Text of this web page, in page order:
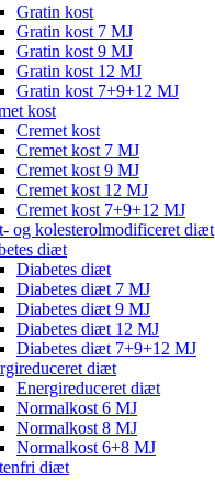
Gratin kost
Gratin kost 7 MJ
Gratin kost 9 MJ
Gratin kost 12 MJ
Gratin kost 7+9+12 MJ
kost
Cremet kost
Cremet kost 7 MJ
Cremet kost 9 MJ
Cremet kost 12 MJ
Cremet kost 7+9+12 MJ
og kolesterolmodificeret diæt
diæt
Diabetes diæt
Diabetes diæt 7 MJ
Diabetes diæt 9 MJ
Diabetes diæt 12 MJ
Diabetes diæt 7+9+12 MJ
diæt
Energireduceret diæt
Normalkost 6 MJ
Normalkost 8 MJ
Normalkost 6+8 MJ
diæt